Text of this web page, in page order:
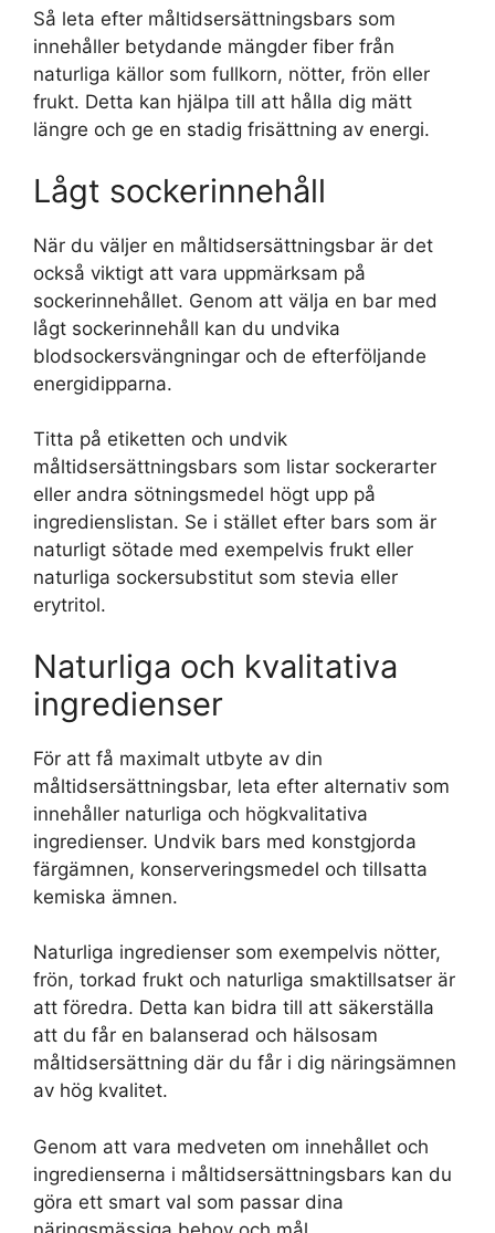
Så leta efter måltidsersättningsbars som
innehåller betydande mängder fiber från
naturliga källor som fullkorn, nötter, frön eller
frukt. Detta kan hjälpa till att hålla dig mätt
längre och ge en stadig frisättning av energi.
Lågt sockerinnehåll
När du väljer en måltidsersättningsbar är det
också viktigt att vara uppmärksam på
sockerinnehållet. Genom att välja en bar med
lågt sockerinnehåll kan du undvika
blodsockersvängningar och de efterföljande
energidipparna.
Titta på etiketten och undvik
måltidsersättningsbars som listar sockerarter
eller andra sötningsmedel högt upp på
ingredienslistan. Se i stället efter bars som är
naturligt sötade med exempelvis frukt eller
naturliga sockersubstitut som stevia eller
erytritol.
Naturliga och kvalitativa
ingredienser
För att få maximalt utbyte av din
måltidsersättningsbar, leta efter alternativ som
innehåller naturliga och högkvalitativa
ingredienser. Undvik bars med konstgjorda
färgämnen, konserveringsmedel och tillsatta
kemiska ämnen.
Naturliga ingredienser som exempelvis nötter,
frön, torkad frukt och naturliga smaktillsatser är
att föredra. Detta kan bidra till att säkerställa
att du får en balanserad och hälsosam
måltidsersättning där du får i dig näringsämnen
av hög kvalitet.
Genom att vara medveten om innehållet och
ingredienserna i måltidsersättningsbars kan du
göra ett smart val som passar dina